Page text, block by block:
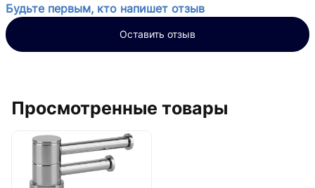
Будьте первым, кто напишет отзыв
Оставить отзыв
Просмотренные товары